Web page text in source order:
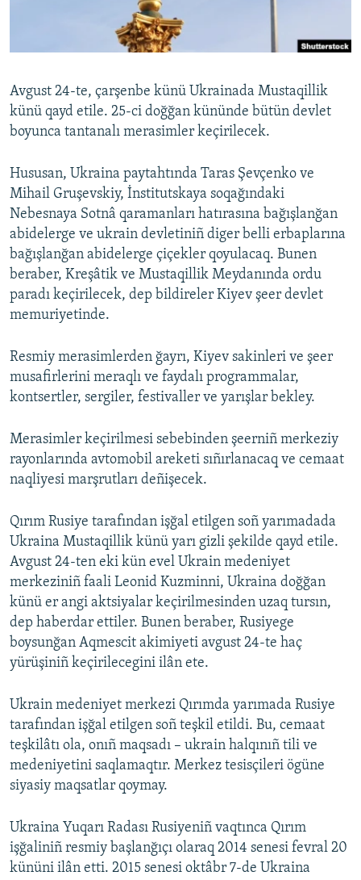
Українською
QOŞULIÑIZ!
RFE/RS bütün saytları
Avgust 24-te, çarşenbe künü Ukrainada Mustaqillik
künü qayd etile. 25-ci doğğan kününde bütün devlet
boyunca tantanalı merasimler keçirilecek.
Hususan, Ukraina paytahtında Taras Şevçenko ve
Mihail Gruşevskiy, İnstitutskaya soqağındaki
Nebesnaya Sotnâ qaramanları hatırasına bağışlanğan
abidelerge ve ukrain devletiniñ diger belli erbaplarına
bağışlanğan abidelerge çiçekler qoyulacaq. Bunen
beraber, Kreşâtik ve Mustaqillik Meydanında ordu
paradı keçirilecek, dep bildireler Kiyev şeer devlet
memuriyetinde.
Resmiy merasimlerden ğayrı, Kiyev sakinleri ve şeer
musafirlerini meraqlı ve faydalı programmalar,
kontsertler, sergiler, festivaller ve yarışlar bekley.
Merasimler keçirilmesi sebebinden şeerniñ merkeziy
rayonlarında avtomobil areketi sıñırlanacaq ve cemaat
naqliyesi marşrutları deñişecek.
Qırım Rusiye tarafından işğal etilgen soñ yarımadada
Ukraina Mustaqillik künü yarı gizli şekilde qayd etile.
Avgust 24-ten eki kün evel Ukrain medeniyet
merkeziniñ faali Leonid Kuzminni, Ukraina doğğan
künü er angi aktsiyalar keçirilmesinden uzaq tursın,
dep haberdar ettiler. Bunen beraber, Rusiyege
boysunğan Aqmescit akimiyeti avgust 24-te haç
yürüşiniñ keçirilecegini ilân ete.
Ukrain medeniyet merkezi Qırımda yarımada Rusiye
tarafından işğal etilgen soñ teşkil etildi. Bu, cemaat
teşkilâtı ola, onıñ maqsadı – ukrain halqınıñ tili ve
medeniyetini saqlamaqtır. Merkez tesisçileri ögüne
siyasiy maqsatlar qoymay.
Ukraina Yuqarı Radası Rusiyeniñ vaqtınca Qırım
işğaliniñ resmiy başlanğıçı olaraq 2014 senesi fevral 20
kününi ilân etti. 2015 senesi oktâbr 7-de Ukraina